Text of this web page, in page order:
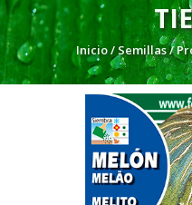
Inicio/ Semillas/